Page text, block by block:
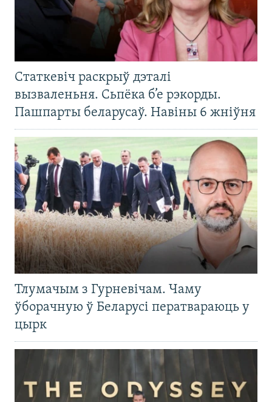
Статкевіч раскрыў дэталі
вызваленьня. Сьпёка б’е рэкорды.
Пашпарты беларусаў. Навіны 6 жніўня
Тлумачым з Гурневічам. Чаму
ўборачную ў Беларусі ператвараюць у
цырк